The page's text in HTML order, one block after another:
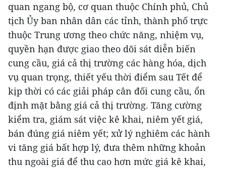
quan ngang bộ, cơ quan thuộc Chính phủ, Chủ
tịch Ủy ban nhân dân các tỉnh, thành phố trực
thuộc Trung ương theo chức năng, nhiệm vụ,
quyền hạn được giao theo dõi sát diễn biến
cung cầu, giá cả thị trường các hàng hóa, dịch
vụ quan trọng, thiết yếu thời điểm sau Tết để
kịp thời có các giải pháp cân đối cung cầu, ổn
định mặt bằng giá cả thị trường. Tăng cường
kiểm tra, giám sát việc kê khai, niêm yết giá,
bán đúng giá niêm yết; xử lý nghiêm các hành
vi tăng giá bất hợp lý, đưa thêm những khoản
thu ngoài giá để thu cao hơn mức giá kê khai,